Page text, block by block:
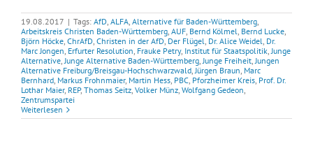
19.08.2017 | Tags: AfD, ALFA, Alternative für Baden-Württemberg,
Arbeitskreis Christen Baden-Württemberg, AUF, Bernd Kölmel, Bernd Lucke,
Björn Höcke, ChrAfD, Christen in der AfD, Der Flügel, Dr. Alice Weidel, Dr.
Marc Jongen, Erfurter Resolution, Frauke Petry, Institut für Staatspolitik,Junge
Alternative,Junge Alternative Baden-Württemberg,Junge Freiheit,Jungen
Alternative Freiburg/Breisgau-Hochschwarzwald,Jürgen Braun, Marc
Bernhard, Markus Frohnmaier, Martin Hess, PBC, Pforzheimer Kreis, Prof. Dr.
Lothar Maier, REP, Thomas Seitz, Volker Münz, Wolfgang Gedeon,
Zentrumspartei
Weiterlesen